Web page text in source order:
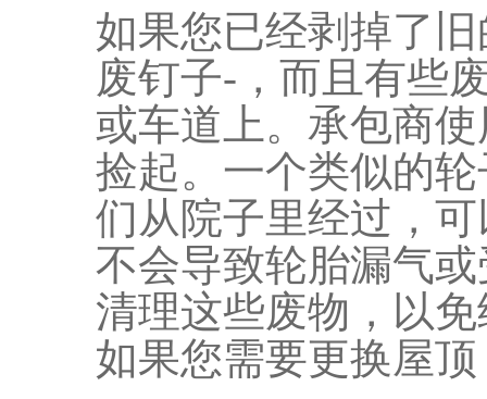
如果您已经剥掉了
废钉子-，而且有些
或车道上。承包商
捡起。一个类似的
们从院子里经过，
不会导致轮胎漏气
清理这些废物，以
如果您需要更换屋